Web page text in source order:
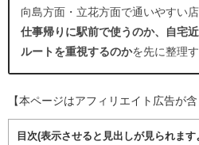
向島方面・立花方面で通いやすい店
仕事帰りに駅前で使うのか、自宅
ルートを重視するのかを先に整理
【本ページはアフィリエイト広告が含
目次(表示させると見出しが見られます